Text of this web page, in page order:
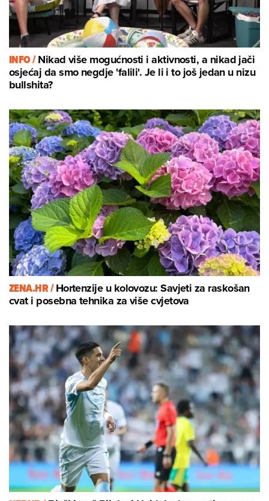
INFO /Nikad više mogućnosti i aktivnosti, a nikad jači
osjećaj da smo negdje 'falili'. Je li i to još jedan u nizu
bullshita?
ZENA.HR /Hortenzije u kolovozu: Savjeti za raskošan
cvat i posebna tehnika za više cvjetova